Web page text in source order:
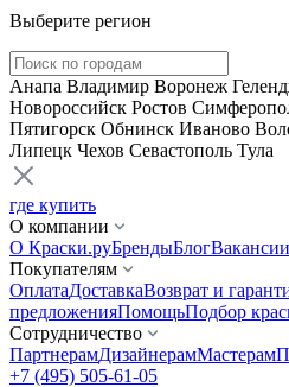
Выберите регион
Анапа Владимир Воронеж
Новороссийск Ростов
Пятигорск Обнинск Иваново
Липецк Чехов Севастополь Тула
где купить
О компании
О Краски.руБрендыБлогВакансии
Покупателям
ОплатаДоставкаВозврат и
предложенияПомощьПодбор
Сотрудничество
ПартнерамДизайнерамМастерам
+7 (495) 505-61-05